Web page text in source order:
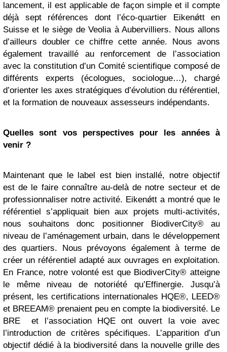
lancement, il est applicable de façon simple et il compte
déjà sept références dont l’éco-quartier Eikenǿtt en
Suisse et le siège de Veolia à Aubervilliers. Nous allons
d’ailleurs doubler ce chiffre cette année. Nous avons
également travaillé au renforcement de l’association
avec la constitution d’un Comité scientifique composé de
différents experts (écologues, sociologue…), chargé
d’orienter les axes stratégiques d’évolution du référentiel,
et la formation de nouveaux assesseurs indépendants.
Quelles sont vos perspectives pour les années à
venir ?
Maintenant que le label est bien installé, notre objectif
est de le faire connaître au-delà de notre secteur et de
professionnaliser notre activité. Eikenǿtt a montré que le
référentiel s’appliquait bien aux projets multi-activités,
nous souhaitons donc positionner BiodiverCity® au
niveau de l’aménagement urbain, dans le développement
des quartiers. Nous prévoyons également à terme de
créer un référentiel adapté aux ouvrages en exploitation.
En France, notre volonté est que BiodiverCity® atteigne
le même niveau de notoriété qu’Effinergie. Jusqu’à
présent, les certifications internationales HQE®, LEED®
et BREEAM® prenaient peu en compte la biodiversité. Le
BRE et l’association HQE ont ouvert la voie avec
l’introduction de critères spécifiques. L’apparition d’un
objectif dédié à la biodiversité dans la nouvelle grille des